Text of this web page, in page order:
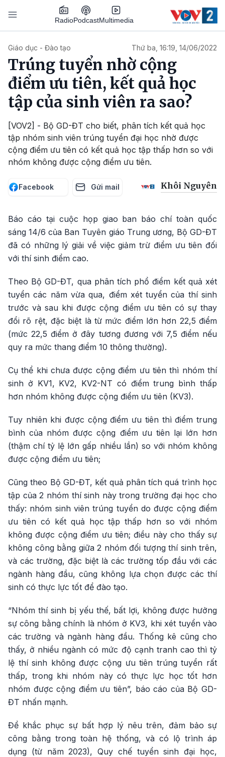
Nhảy đến nội dung
RadioPodcastMultimedia
Giáo dục - Đào tạo Thứ ba, 16:19, 14/06/2022
Trúng tuyển nhờ cộng
điểm ưu tiên, kết quả học
tập của sinh viên ra sao?
[VOV2] - Bộ GD-ĐT cho biết, phân tích kết quả học
tập nhóm sinh viên trúng tuyển đại học nhờ được
cộng điểm ưu tiên có kết quả học tập thấp hơn so với
nhóm không được cộng điểm ưu tiên.
Facebook Gửi mail Khôi Nguyên
Báo cáo tại cuộc họp giao ban báo chí toàn quốc
sáng 14/6 của Ban Tuyên giáo Trung ương, Bộ GD-ĐT
đã có những lý giải về việc giảm trừ điểm ưu tiên đối
với thí sinh điểm cao.
Theo Bộ GD-ĐT, qua phân tích phổ điểm kết quả xét
tuyển các năm vừa qua, điểm xét tuyển của thí sinh
trước và sau khi được cộng điểm ưu tiên có sự thay
đổi rõ rệt, đặc biệt là từ mức điểm lớn hơn 22,5 điểm
(mức 22,5 điểm ở đây tương đương với 7,5 điểm nếu
quy ra mức thang điểm 10 thông thường).
Cụ thể khi chưa được cộng điểm ưu tiên thì nhóm thí
sinh ở KV1, KV2, KV2-NT có điểm trung bình thấp
hơn nhóm không được cộng điểm ưu tiên (KV3).
Tuy nhiên khi được cộng điểm ưu tiên thì điểm trung
bình của nhóm được cộng điểm ưu tiên lại lớn hơn
(thậm chí tỷ lệ lớn gấp nhiều lần) so với nhóm không
được cộng điểm ưu tiên;
Cũng theo Bộ GD-ĐT, kết quả phân tích quá trình học
tập của 2 nhóm thí sinh này trong trường đại học cho
thấy: nhóm sinh viên trúng tuyển do được cộng điểm
ưu tiên có kết quả học tập thấp hơn so với nhóm
không được cộng điểm ưu tiên; điều này cho thấy sự
không công bằng giữa 2 nhóm đối tượng thí sinh trên,
và các trường, đặc biệt là các trường tốp đầu với các
ngành hàng đầu, cũng không lựa chọn được các thí
sinh có thực lực tốt để đào tạo.
“Nhóm thí sinh bị yếu thế, bất lợi, không được hưởng
sự công bằng chính là nhóm ở KV3, khi xét tuyển vào
các trường và ngành hàng đầu. Thống kê cũng cho
thấy, ở nhiều ngành có mức độ cạnh tranh cao thì tỷ
lệ thí sinh không được cộng ưu tiên trúng tuyển rất
thấp, trong khi nhóm này có thực lực học tốt hơn
nhóm được cộng điểm ưu tiên”, báo cáo của Bộ GD-
ĐT nhấn mạnh.
Để khắc phục sự bất hợp lý nêu trên, đảm bảo sự
công bằng trong toàn hệ thống, và có lộ trình áp
dụng (từ năm 2023), Quy chế tuyển sinh đại học,